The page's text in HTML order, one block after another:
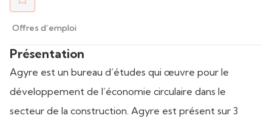
Offres d’emploi
Présentation
Agyre est un bureau d’études qui œuvre pour le
développement de l’économie circulaire dans le
secteur de la construction. Agyre est présent sur 3